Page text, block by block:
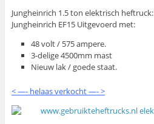
Jungheinrich 1.5 ton elektrisch heftruck:
Jungheinrich EF15 Uitgevoerd met:
48 volt / 575 ampere.
3-delige 4500mm mast
Nieuw lak / goede staat.
< —- helaas verkocht —- >